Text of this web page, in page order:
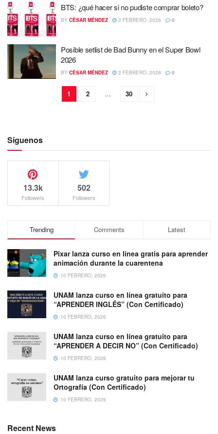
BTS: ¿qué hacer si no pudiste comprar boleto?
BY CÉSAR MÉNDEZ 2 FEBRERO, 2026 0
Posible setlist de Bad Bunny en el Super Bowl
2026
BY CÉSAR MÉNDEZ 2 FEBRERO, 2026 0
1 2 … 30
Síguenos
13.3k
Followers
502
Followers
Trending Comments Latest
Pixar lanza curso en línea gratis para aprender
animación durante la cuarentena
10 FEBRERO, 2026
UNAM lanza curso en línea gratuito para
“APRENDER INGLÉS” (Con Certificado)
10 FEBRERO, 2026
UNAM lanza curso en línea gratuito para
“APRENDER A DECIR NO” (Con Certificado)
10 FEBRERO, 2026
UNAM lanza curso gratuito para mejorar tu
Ortografía (Con Certificado)
10 FEBRERO, 2026
Recent News